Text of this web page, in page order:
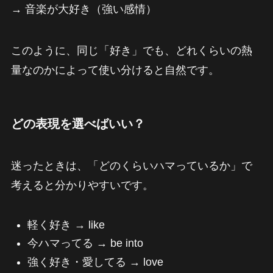
→ 音楽が大好き（強い感情）
このように、同じ「好き」でも、どれくらいの熱
量なのかによって使い分けると自然です。
どの表現を選べばいい？
迷ったときは、「どのくらいハマっているか」で
考えると分かりやすいです。
軽く好き → like
今ハマってる → be into
強く好き・愛してる → love